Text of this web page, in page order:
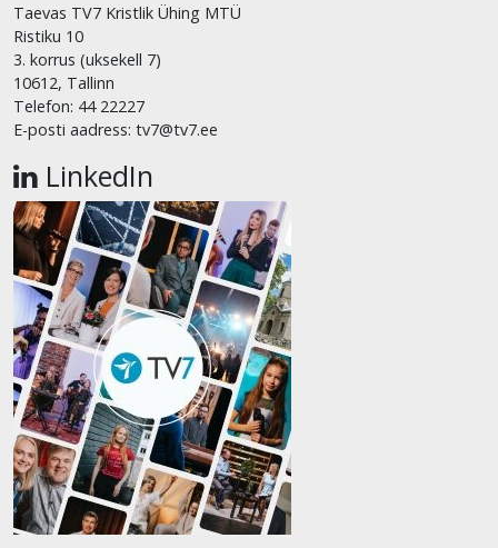
Taevas TV7 Kristlik Ühing MTÜ
Ristiku 10
3. korrus (uksekell 7)
10612, Tallinn
Telefon: 44 22227
E-posti aadress: tv7@tv7.ee
LinkedIn